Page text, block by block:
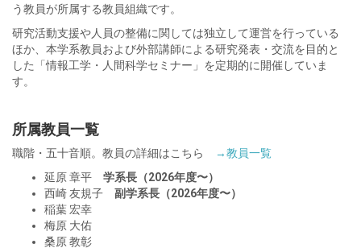
う教員が所属する教員組織です。
研究活動支援や人員の整備に関しては独立して運営を行っている
ほか、本学系教員および外部講師による研究発表・交流を目的と
した「情報工学・人間科学セミナー」を定期的に開催していま
す。
所属教員一覧
職階・五十音順。教員の詳細はこちら
→教員一覧
延原 章平 学系長（2026年度〜）
西崎 友規子 副学系長（2026年度〜）
稲葉 宏幸
梅原 大佑
桑原 教彰